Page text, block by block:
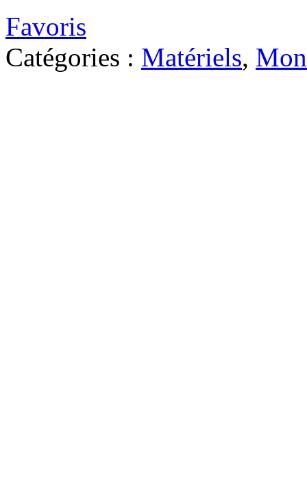
Favoris
Catégories : Matériels,